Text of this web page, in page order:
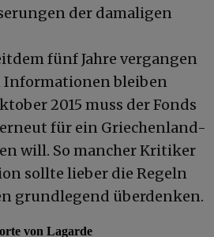
der damaligen
fünf Jahre vergangen
Informationen bleiben
2015 muss der Fonds
für ein Griechenland-
will. So mancher Kritiker
sollte lieber die Regeln
grundlegend überdenken.
von Lagarde